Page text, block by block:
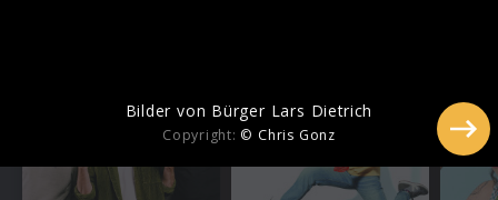
Bilder von Bürger Lars Dietrich
Copyright: © Chris Gonz